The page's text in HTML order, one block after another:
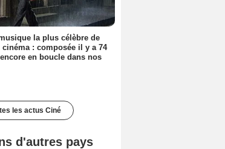
la plus célèbre de
: composée il y a 74
en boucle dans nos
les actus Ciné
d'autres pays